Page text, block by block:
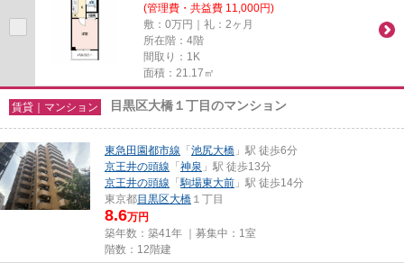
(管理費・共益費 11,000円)
敷：0万円｜礼：2ヶ月
所在階：4階
間取り：1K
面積：21.17㎡
賃貸｜マンション 目黒区大橋１丁目のマンション
東急田園都市線 「池尻大橋 」駅 徒歩6分
京王井の頭線 「神泉 」駅 徒歩13分
京王井の頭線 「駒場東大前 」駅 徒歩14分
東京都目黒区大橋 １丁目
8.6万円
築年数：築41年 ｜募集中： 1室
階数：12階建